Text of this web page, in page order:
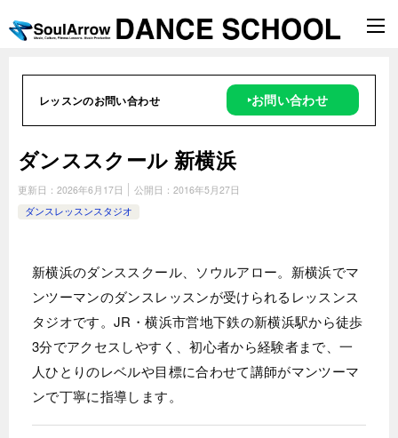
レッスンのお問い合わせ ‣お問い合わせ
ダンススクール 新横浜
更新日： 2026年6月17日 公開日： 2016年5月27日
ダンスレッスンスタジオ
新横浜のダンススクール、ソウルアロー。新横浜でマ
ンツーマンのダンスレッスンが受けられるレッスンス
タジオです。JR・横浜市営地下鉄の新横浜駅から徒歩
3分でアクセスしやすく、初心者から経験者まで、一
人ひとりのレベルや目標に合わせて講師がマンツーマ
ンで丁寧に指導します。